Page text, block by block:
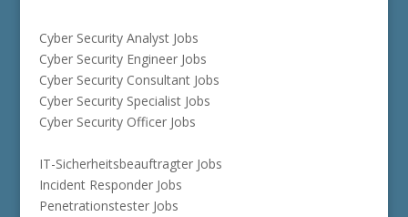
Cyber Security Analyst Jobs
Cyber Security Engineer Jobs
Cyber Security Consultant Jobs
Cyber Security Specialist Jobs
Cyber Security Officer Jobs
IT-Sicherheitsbeauftragter Jobs
Incident Responder Jobs
Penetrationstester Jobs